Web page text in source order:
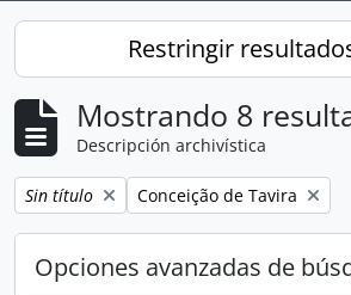
Restringir
Mostrando 8
Descripción archivística
Remove filter:
Sin título Remove filter:
Conceição de Tavira
Opciones avanzadas de